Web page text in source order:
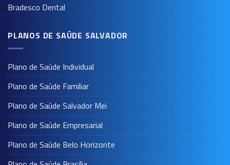
Bradesco Dental
PLANOS DE SAÚDE SALVADOR
Plano de Saúde Individual
Plano de Saúde Familiar
Plano de Saúde Salvador Mei
Plano de Saúde Empresarial
Plano de Saúde Belo Horizonte